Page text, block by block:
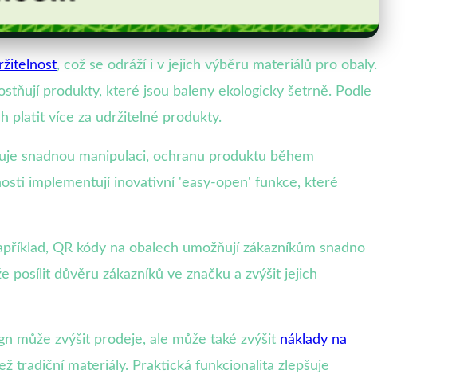
, což se odráží i v jejich výběru materiálů pro obaly.
produkty, které jsou baleny ekologicky šetrně. Podle
platit více za udržitelné produkty.
snadnou manipulaci, ochranu produktu během
implementují inovativní 'easy-open' funkce, které
QR kódy na obalech umožňují zákazníkům snadno
posílit důvěru zákazníků ve značku a zvýšit jejich
může zvýšit prodeje, ale může také zvýšit náklady na
tradiční materiály. Praktická funkcionalita zlepšuje